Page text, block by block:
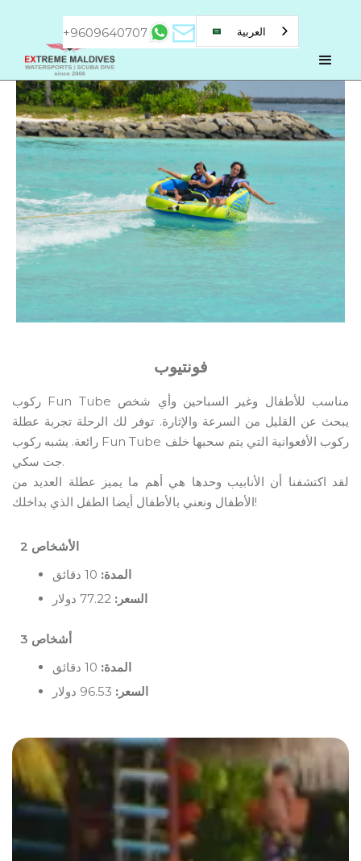
العربية‏ +9609640707
فونتيوب
ركوب Fun Tube مناسب للأطفال وغير السباحين وأي شخص
يبحث عن القليل من السرعة والإثارة. توفر لك الرحلة تجربة عطلة
رائعة. يشبه ركوب Fun Tube ركوب الأفعوانية التي يتم سحبها خلف
جت سكي.
لقد اكتشفنا أن الأنابيب وحدها هي أهم ما يميز عطلة العديد من
الأطفال ونعني بالأطفال أيضا الطفل الذي بداخلك!
2 الأشخاص
المدة: 10 دقائق
السعر:
3 أشخاص
المدة: 10 دقائق
السعر: